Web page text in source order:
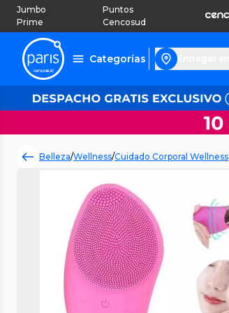
Jumbo
Prime
Puntos
Cencosud
Categorías
Belleza/Wellness/Cuidado Corporal Wellness